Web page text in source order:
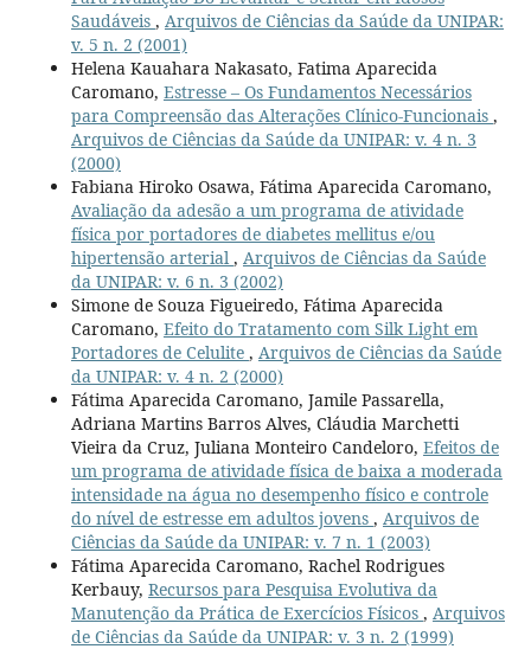
Saudáveis , Arquivos de Ciências da Saúde da UNIPAR:
v. 5 n. 2 (2001)
Helena Kauahara Nakasato, Fatima Aparecida
Caromano, Estresse – Os Fundamentos Necessários
para Compreensão das Alterações Clínico-Funcionais ,
Arquivos de Ciências da Saúde da UNIPAR: v. 4 n. 3
(2000)
Fabiana Hiroko Osawa, Fátima Aparecida Caromano,
Avaliação da adesão a um programa de atividade
física por portadores de diabetes mellitus e/ou
hipertensão arterial , Arquivos de Ciências da Saúde
da UNIPAR: v. 6 n. 3 (2002)
Simone de Souza Figueiredo, Fátima Aparecida
Caromano, Efeito do Tratamento com Silk Light em
Portadores de Celulite , Arquivos de Ciências da Saúde
da UNIPAR: v. 4 n. 2 (2000)
Fátima Aparecida Caromano, Jamile Passarella,
Adriana Martins Barros Alves, Cláudia Marchetti
Vieira da Cruz, Juliana Monteiro Candeloro, Efeitos de
um programa de atividade física de baixa a moderada
intensidade na água no desempenho físico e controle
do nível de estresse em adultos jovens , Arquivos de
Ciências da Saúde da UNIPAR: v. 7 n. 1 (2003)
Fátima Aparecida Caromano, Rachel Rodrigues
Kerbauy, Recursos para Pesquisa Evolutiva da
Manutenção da Prática de Exercícios Físicos , Arquivos
de Ciências da Saúde da UNIPAR: v. 3 n. 2 (1999)